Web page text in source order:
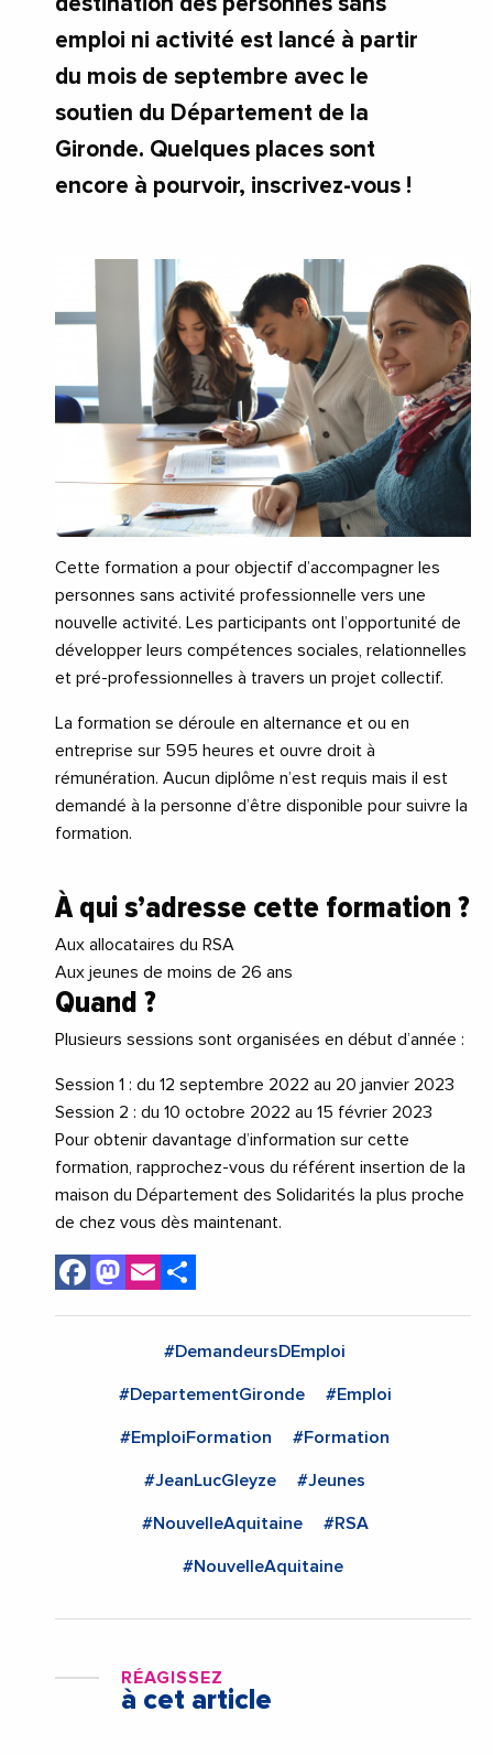
emploi ni activité est lancé à partir
du mois de septembre avec le
soutien du Département de la
Gironde. Quelques places sont
encore à pourvoir, inscrivez-vous !
Cette formation a pour objectif d’accompagner les
personnes sans activité professionnelle vers une
nouvelle activité. Les participants ont l’opportunité de
développer leurs compétences sociales, relationnelles
et pré-professionnelles à travers un projet collectif.
La formation se déroule en alternance et ou en
entreprise sur 595 heures et ouvre droit à
rémunération. Aucun diplôme n’est requis mais il est
demandé à la personne d’être disponible pour suivre la
formation.
À qui s’adresse cette formation ?
Aux allocataires du RSA
Aux jeunes de moins de 26 ans
Quand ?
Plusieurs sessions sont organisées en début d’année :
Session 1 : du 12 septembre 2022 au 20 janvier 2023
Session 2 : du 10 octobre 2022 au 15 février 2023
Pour obtenir davantage d’information sur cette
formation, rapprochez-vous du référent insertion de la
maison du Département des Solidarités la plus proche
de chez vous dès maintenant.
Facebook
Mastodon
Email
#DemandeursDEmploi
#DepartementGironde #Emploi
#EmploiFormation #Formation
#JeanLucGleyze #Jeunes
#NouvelleAquitaine #RSA
#NouvelleAquitaine
RÉAGISSEZ
à cet article